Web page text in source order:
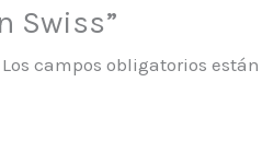
Swiss”
Los campos obligatorios